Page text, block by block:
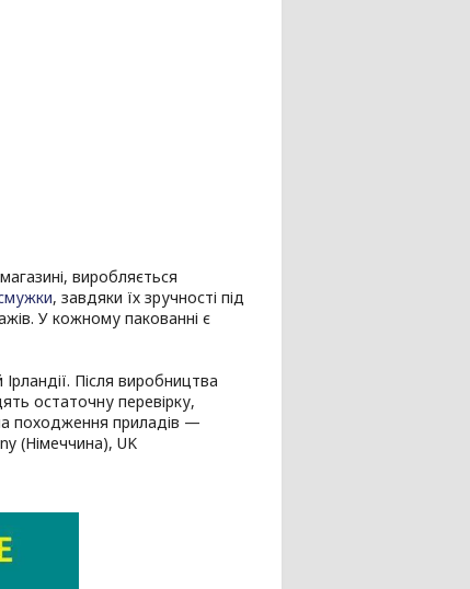
виробляється
, завдяки їх зручності під
У кожному пакованні є
Після виробництва
остаточну перевірку,
походження приладів —
(Німеччина), UK